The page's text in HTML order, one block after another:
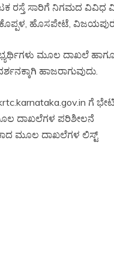
ರಸ್ತೆ ಸಾರಿಗೆ ನಿಗಮದ ವಿವಿಧ
ಹೊಸಪೇಟೆ, ವಿಜಯಪುರ,
ಮೂಲ ದಾಖಲೆ
ಹಾಜರಾಗುವುದು.
ಗೆ
ದಾಖಲೆಗಳ ಪರಿಶೀಲನೆ
ಮೂಲ ದಾಖಲೆಗಳ ಲಿಸ್ಟ್‌